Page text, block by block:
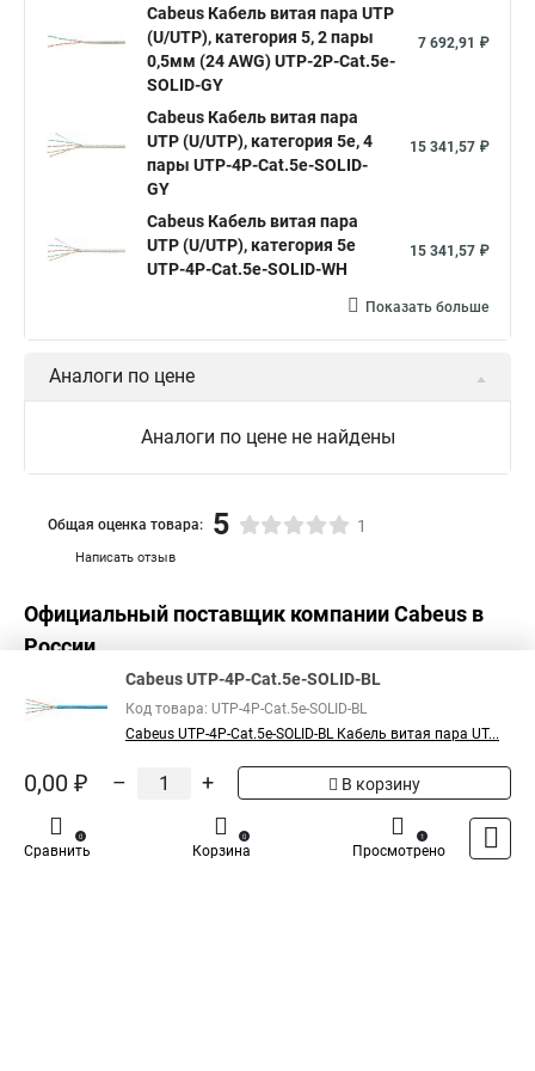
utp кат кабель utp 305
utp одножильный utp кат 5е 5е utp 4 пары
неэкранированный utp
utp 4pr cat5e 305м utp 6
utp 5 категории utp 4х2х24awg rj45 utp
ftp 4p cat 5e solid Cat 5e cable cat 5e 6
Cabeus Кабель витая пара UTP
(U/UTP), категория 5, 2 пары
0,5мм (24 AWG) UTP-2P-Cat.5e-
SOLID-GY
7 692,91 ₽
Cabeus Кабель витая пара
UTP (U/UTP), категория 5e, 4
пары UTP-4P-Cat.5e-SOLID-
GY
15 341,57 ₽
Cabeus Кабель витая пара
UTP (U/UTP), категория 5e
UTP-4P-Cat.5e-SOLID-WH
15 341,57 ₽
Показать больше
Аналоги по цене
Аналоги по цене не найдены
Написать отзыв
Общая оценка товара: 5 1
Официальный поставщик компанииCabeus в
России
Cabeus UTP-4P-Cat.5e-SOLID-BL
Код товара: UTP-4P-Cat.5e-SOLID-BL
Cabeus UTP-4P-Cat.5e-SOLID-BL Кабель витая пара UT...
0,00 ₽ – + В корзину
Сравнить
0
Корзина
0
Просмотрено
1